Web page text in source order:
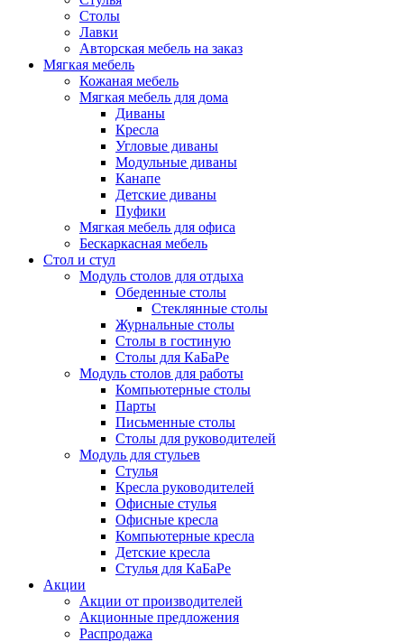
Столы
Лавки
Авторская мебель на заказ
Мягкая мебель
Кожаная мебель
Мягкая мебель для дома
Диваны
Кресла
Угловые диваны
Модульные диваны
Канапе
Детские диваны
Пуфики
Мягкая мебель для офиса
Бескаркасная мебель
Стол и стул
Модуль столов для отдыха
Обеденные столы
Стеклянные столы
Журнальные столы
Столы в гостиную
Столы для КаБаРе
Модуль столов для работы
Компьютерные столы
Парты
Письменные столы
Столы для руководителей
Модуль для стульев
Стулья
Кресла руководителей
Офисные стулья
Офисные кресла
Компьютерные кресла
Детские кресла
Стулья для КаБаРе
Акции
Акции от производителей
Акционные предложения
Распродажа